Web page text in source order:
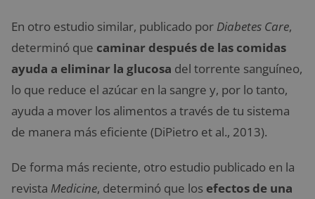
En otro estudio similar, publicado por Diabetes Care,
determinó que caminar después de las comidas
ayuda a eliminar la glucosa del torrente sanguíneo,
lo que reduce el azúcar en la sangre y, por lo tanto,
ayuda a mover los alimentos a través de tu sistema
de manera más eficiente (DiPietro et al., 2013).
De forma más reciente, otro estudio publicado en la
revista Medicine, determinó que los efectos de una